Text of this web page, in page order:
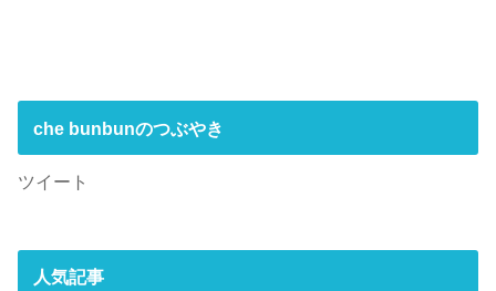
che bunbunのつぶやき
ツイート
人気記事